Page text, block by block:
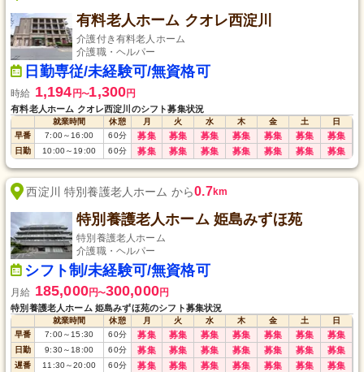
有料老人ホーム クオレ西淀川
介護付き有料老人ホーム
介護職・ヘルパー
日勤専従/未経験可/無資格可
時給 1,194 円〜1,300円
有料老人ホーム クオレ西淀川のシフト募集状況
就業時間 休憩 月 火 水 木 金 土
日
早番
7:00～16:00 60分 募集 募集 募集 募集 募集 募集 募集
日勤 10:00～19:00 60分 募集 募集 募集 募集 募集 募集 募集
西淀川 特別養護老人ホーム から0.7km
特別養護老人ホーム 姫島みずほ苑
特別養護老人ホーム
介護職・ヘルパー
シフト制/未経験可/無資格可
月給 185,000円〜300,000円
特別養護老人ホーム 姫島みずほ苑のシフト募集状況
就業時間 休憩 月 火 水 木 金 土
日
早番
7:00～15:30 60分 募集 募集 募集 募集 募集 募集 募集
日勤 9:30～18:00 60分 募集 募集 募集 募集 募集 募集 募集
遅番 11:30～20:00 60分 募集 募集 募集 募集 募集 募集 募集